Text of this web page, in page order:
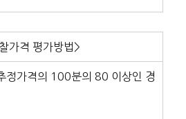
가격 평가방법>
정가격의 100분의 80 이상인 경